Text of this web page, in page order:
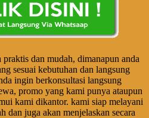
dan mudah, dimanapun anda
sesuai kebutuhan dan langsung
ingin berkonsultasi langsung
promo yang kami punya ataupun
kami dikantor. kami siap melayani
dan juga akan menjelaskan secara